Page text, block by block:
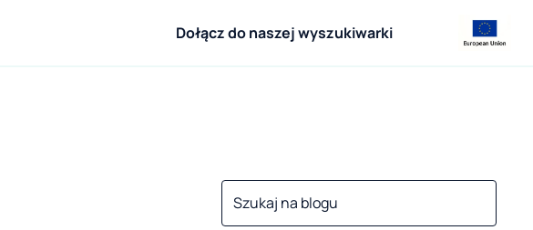
Dołącz do naszej wyszukiwarki